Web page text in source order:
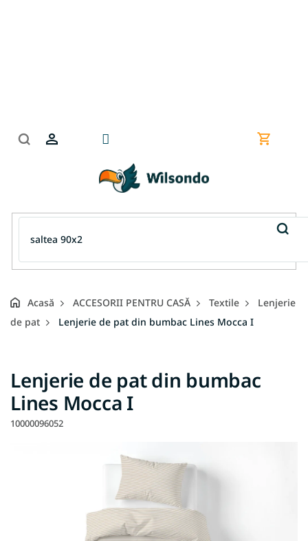
Coş
Acasă ACCESORII PENTRU CASĂ Textile
Lenjerie
de pat
Lenjerie de pat din bumbac Lines Mocca I
Lenjerie de pat din bumbac
Lines Mocca I
10000096052